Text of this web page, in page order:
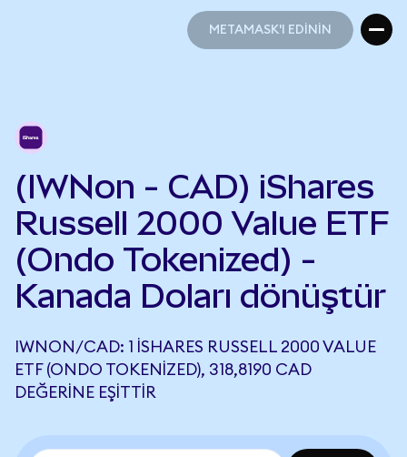
METAMASK'I EDİNİN
(IWNon - CAD) iShares
Russell 2000 Value ETF
(Ondo Tokenized) -
Kanada Doları dönüştür
IWNON/CAD: 1 ISHARES RUSSELL 2000 VALUE
ETF (ONDO TOKENIZED), 318,8190 CAD
DEĞERINE EŞITTIR